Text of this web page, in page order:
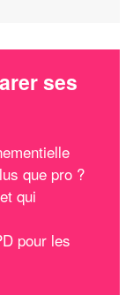
ses
que pro ?
qui
pour les